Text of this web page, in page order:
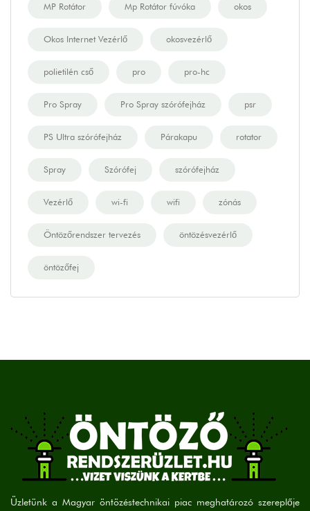
MP Rotátor Mp Rotátor fúvóka okos
Okos Internet Vezérlő okosvezérlő
polietilén cső pro pro-hc
Pro Spray Pro Spray szórófejház psr
PS Ultra szórófejház Párakapu rotator
Spray Szórófej szórófejház
Vezérlő wi-fi wifi zónás
Öntözőrendszer tervezés öntözésvezérlő
öntözőfej
Üzletünk a Magyar öntözéstechnikai piac meghatározó szereplője